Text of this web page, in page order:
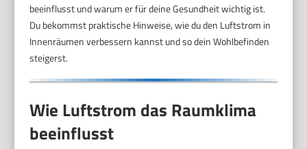
beeinflusst und warum er für deine Gesundheit wichtig ist.
Du bekommst praktische Hinweise, wie du den Luftstrom in
Innenräumen verbessern kannst und so dein Wohlbefinden
steigerst.
Wie Luftstrom das Raumklima
beeinflusst